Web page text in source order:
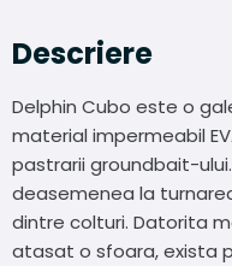
Descriere
Delphin Cubo este o
material impermeabil
pastrarii groundbait-
deasemenea la
dintre colturi. Datorita
atasat o sfoara, exista